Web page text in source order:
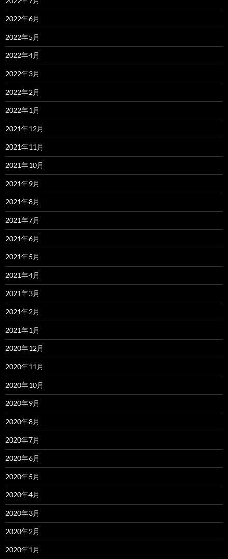
2022年6月
2022年5月
2022年4月
2022年3月
2022年2月
2022年1月
2021年12月
2021年11月
2021年10月
2021年9月
2021年8月
2021年7月
2021年6月
2021年5月
2021年4月
2021年3月
2021年2月
2021年1月
2020年12月
2020年11月
2020年10月
2020年9月
2020年8月
2020年7月
2020年6月
2020年5月
2020年4月
2020年3月
2020年2月
2020年1月